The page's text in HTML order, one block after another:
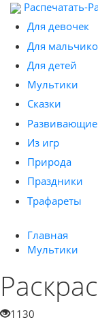
Распечатать-
Для девочек
Для
Для детей
Мультики
Сказки
Развивающие
Из игр
Природа
Праздники
Трафареты
Главная
Мультики
1130